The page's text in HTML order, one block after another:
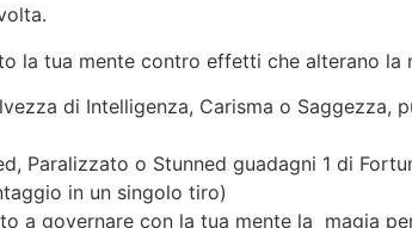
la tua mente contro effetti che alterano la
di Intelligenza, Carisma o Saggezza,
Paralizzato o Stunned guadagni 1 di
in un singolo tiro)
a governare con la tua mente la magia